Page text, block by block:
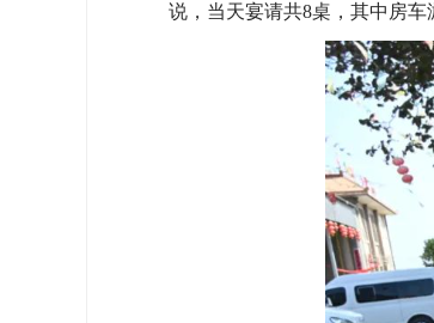
说，当天宴请共8桌，其中房